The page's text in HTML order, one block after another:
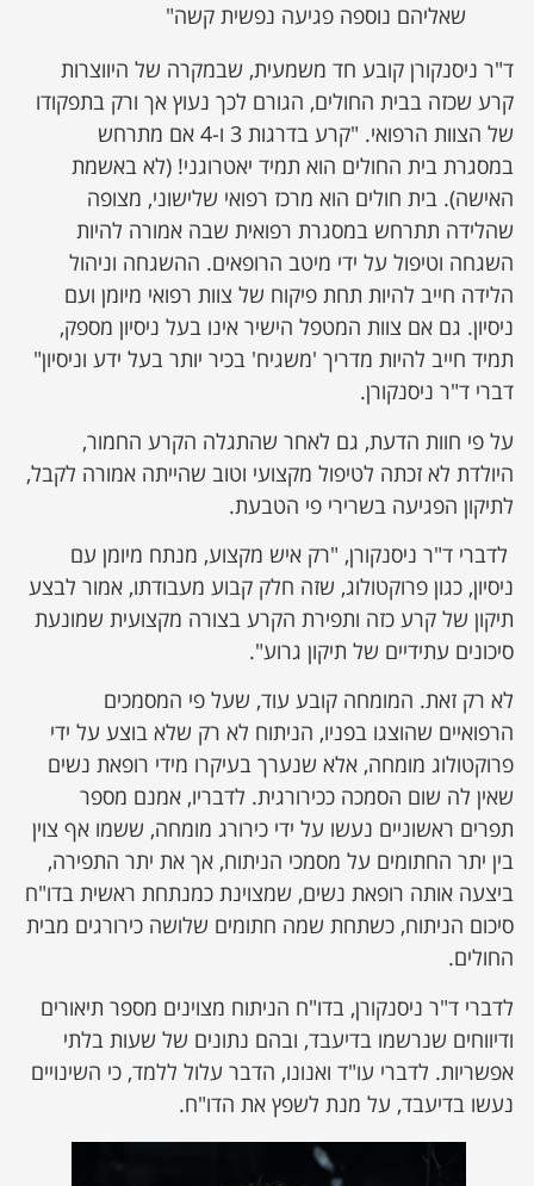
שאליהם נוספה פגיעה נפשית קשה"
ד"ר ניסנקורן קובע חד משמעית, שבמקרה של היווצרות
קרע שכזה בבית החולים, הגורם לכך נעוץ אך ורק בתפקודו
של הצוות הרפואי. "קרע בדרגות 3 ו-4 אם מתרחש
במסגרת בית החולים הוא תמיד יאטרוגני! (לא באשמת
האישה). בית חולים הוא מרכז רפואי שלישוני, מצופה
שהלידה תתרחש במסגרת רפואית שבה אמורה להיות
השגחה וטיפול על ידי מיטב הרופאים. ההשגחה וניהול
הלידה חייב להיות תחת פיקוח של צוות רפואי מיומן ועם
ניסיון. גם אם צוות המטפל הישיר אינו בעל ניסיון מספק,
תמיד חייב להיות מדריך 'משגיח' בכיר יותר בעל ידע וניסיון"
דברי ד"ר ניסנקורן.
על פי חוות הדעת, גם לאחר שהתגלה הקרע החמור,
היולדת לא זכתה לטיפול מקצועי וטוב שהייתה אמורה לקבל,
לתיקון הפגיעה בשרירי פי הטבעת.
לדברי ד"ר ניסנקורן, "רק איש מקצוע, מנתח מיומן עם
ניסיון, כגון פרוקטולוג, שזה חלק קבוע מעבודתו, אמור לבצע
תיקון של קרע כזה ותפירת הקרע בצורה מקצועית שמונעת
סיכונים עתידיים של תיקון גרוע".
לא רק זאת. המומחה קובע עוד, שעל פי המסמכים
הרפואיים שהוצגו בפניו, הניתוח לא רק שלא בוצע על ידי
פרוקטולוג מומחה, אלא שנערך בעיקרו מידי רופאת נשים
שאין לה שום הסמכה ככירורגית. לדבריו, אמנם מספר
תפרים ראשוניים נעשו על ידי כירורג מומחה, ששמו אף צוין
בין יתר החתומים על מסמכי הניתוח, אך את יתר התפירה,
ביצעה אותה רופאת נשים, שמצוינת כמנתחת ראשית בדו"ח
סיכום הניתוח, כשתחת שמה חתומים שלושה כירורגים מבית
החולים.
לדברי ד"ר ניסנקורן, בדו"ח הניתוח מצוינים מספר תיאורים
ודיווחים שנרשמו בדיעבד, ובהם נתונים של שעות בלתי
אפשריות. לדברי עו"ד ואנונו, הדבר עלול ללמד, כי השינויים
נעשו בדיעבד, על מנת לשפץ את הדו"ח.